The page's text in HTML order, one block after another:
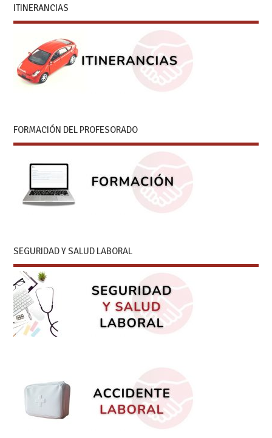
ITINERANCIAS
FORMACIÓN DEL PROFESORADO
SEGURIDAD Y SALUD LABORAL